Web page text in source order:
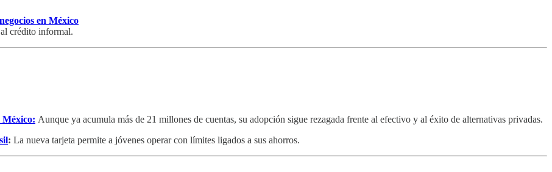
en México
crédito informal.
México: Aunque ya acumula más de 21 millones de cuentas, su adopción sigue rezagada frente al efectivo y al éxito de alternativas privadas.
: La nueva tarjeta permite a jóvenes operar con límites ligados a sus ahorros.